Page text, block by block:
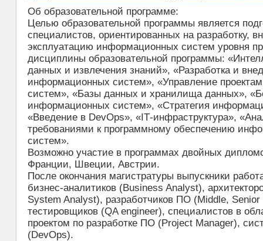
Об образовательной программе:
Целью образовательной программы является
специалистов, ориентированных на разработку,
эксплуатацию информационных систем уровня
дисциплины образовательной программы:
данных и извлечения знаний», «Разработка и
информационных систем», «Управление
систем», «Базы данных и хранилища данных»,
информационных систем», «Стратегия
«Введение в DevOps», «ІТ-инфраструктура»,
требованиями к программному обеспечению
систем».
Возможно участие в программах двойных
Франции, Швеции, Австрии.
После окончания магистратуры выпускники
бизнес-аналитиков (Business Analyst),
System Analyst), разработчиков ПО (Middle, Senior
тестировщиков (QA engineer), специалистов в
проектом по разработке ПО (Project Manager),
(DevOps).